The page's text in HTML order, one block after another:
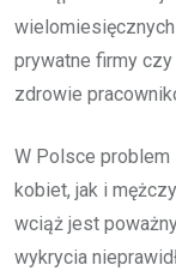
prywatne firmy
zdrowie
W Polsce problem
kobiet, jak i
wciąż jest
wykrycia